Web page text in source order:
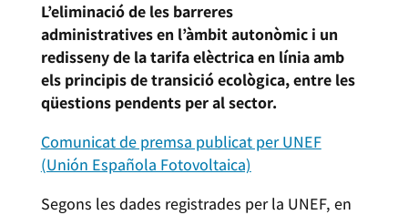
L’eliminació de les barreres
administratives en l’àmbit autonòmic i un
redisseny de la tarifa elèctrica en línia amb
els principis de transició ecològica, entre les
qüestions pendents per al sector.
Comunicat de premsa publicat per UNEF
(Unión Española Fotovoltaica)
Segons les dades registrades per la UNEF, en